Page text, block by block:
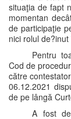
situaţia de fapt
momentan
de participaţie
nici rolul
Pentru
Cod de
către
06.12.2021
de pe lângă
A fost